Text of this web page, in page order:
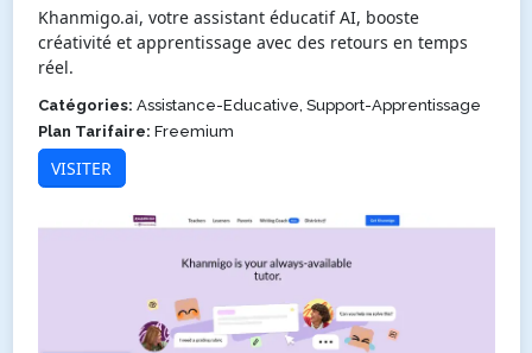
Khanmigo.ai, votre assistant éducatif AI, booste
créativité et apprentissage avec des retours en temps
réel.
Catégories: Assistance-Educative, Support-Apprentissage
Plan Tarifaire: Freemium
VISITER